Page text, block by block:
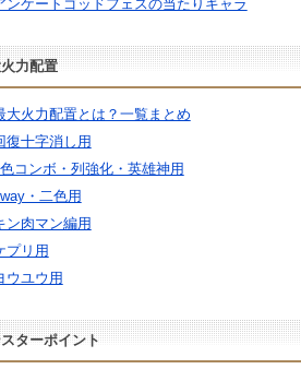
ンケートゴッドフェスの当たりキャラ
力配置
大火力配置とは？一覧まとめ
復十字消し用
コンボ・列強化・英雄神用
・二色用
ン肉マン編用
プリ用
ウユウ用
ターポイント